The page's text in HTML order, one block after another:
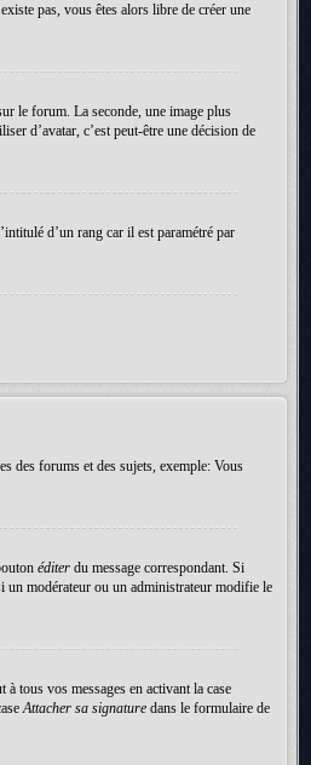
pas, vous êtes alors libre de créer une
le forum. La seconde, une image plus
d’avatar, c’est peut-être une décision de
d’un rang car il est paramétré par
des forums et des sujets, exemple: Vous
éditer du message correspondant. Si
un modérateur ou un administrateur modifie le
tous vos messages en activant la case
Attacher sa signature dans le formulaire de